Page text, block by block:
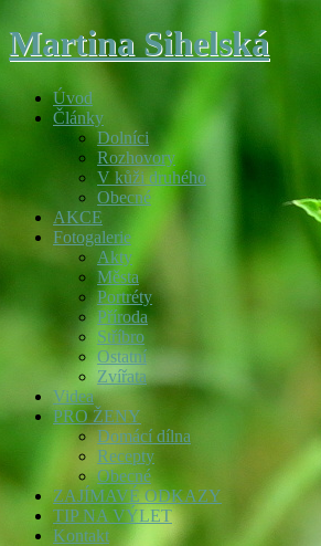
Martina Sihelská
Úvod
Články
Dolníci
Rozhovory
V kůži druhého
Obecné
AKCE
Fotogalerie
Akty
Města
Portréty
Příroda
Stříbro
Ostatní
Zvířata
Videa
PRO ŽENY
Domácí dílna
Recepty
Obecné
ZAJÍMAVÉ ODKAZY
TIP NA VÝLET
Kontakt